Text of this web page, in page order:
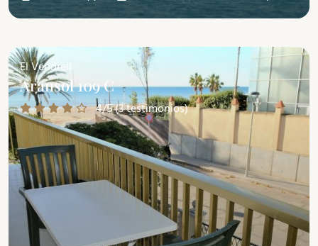
El Vendrell
Aransol 109 C
4/5 (3 testimonios)